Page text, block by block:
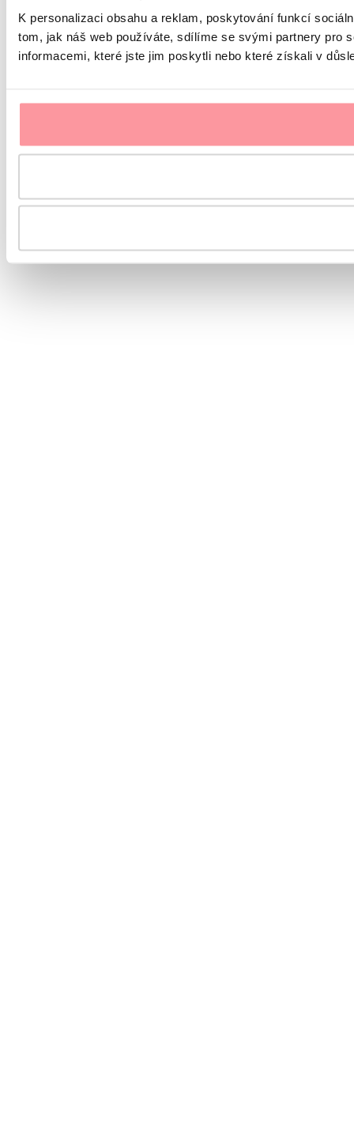
K personalizaci obsahu a reklam, poskytování funkcí
tom, jak náš web používáte, sdílíme se svými partnery pro
informacemi, které jste jim poskytli nebo které získali v